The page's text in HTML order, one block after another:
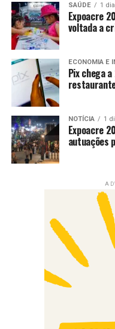
SAÚDE 1
Expoacre
voltada a
ECONOMIA E
Pix chega
NOTÍCIA 1
Expoacre
autuações